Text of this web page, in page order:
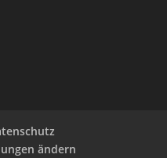
ändern